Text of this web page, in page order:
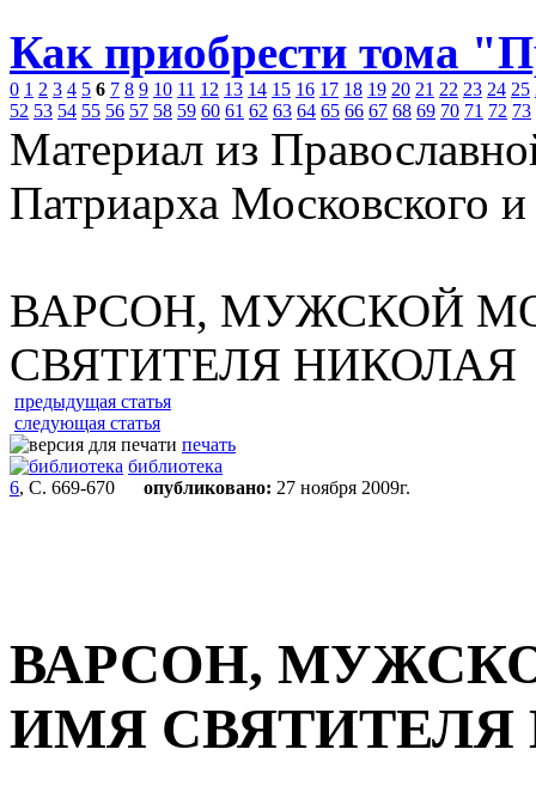
Как приобрести тома
0 1 2 3 4 5 6 7 8 9 10 11 12 13 14 15 16 17 18 19 20 21 22 23 24 25
52 53 54 55 56 57 58 59 60 61 62 63 64 65 66 67 68 69 70 71 72 73
Материал из
Патриарха Московского
ВАРСОН, МУЖСКОЙ
СВЯТИТЕЛЯ НИКОЛАЯ
предыдущая статья
следующая статья
печать
библиотека
6, С. 669-670 опубликовано: 27 ноября 2009г.
ВАРСОН,
ИМЯ